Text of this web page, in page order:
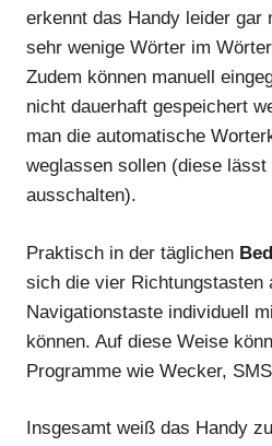
erkennt das Handy leider gar
sehr wenige Wörter im
Zudem können manuell
nicht dauerhaft gespeichert
man die automatische
weglassen sollen (diese
ausschalten).
Praktisch in der täglichen
sich die vier Richtungstasten
Navigationstaste individuell
können. Auf diese Weise
Programme wie Wecker,
Insgesamt weiß das Handy